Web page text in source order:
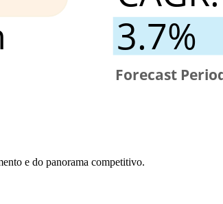
e do panorama competitivo.